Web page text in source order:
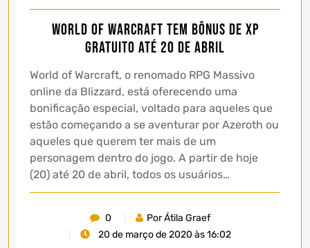
World of Warcraft tem bônus de XP
gratuito até 20 de abril
World of Warcraft, o renomado RPG Massivo
online da Blizzard, está oferecendo uma
bonificação especial, voltado para aqueles que
estão começando a se aventurar por Azeroth ou
aqueles que querem ter mais de um
personagem dentro do jogo. A partir de hoje
(20) até 20 de abril, todos os usuários…
0
Por Átila Graef
20 de março de 2020 às 16:02